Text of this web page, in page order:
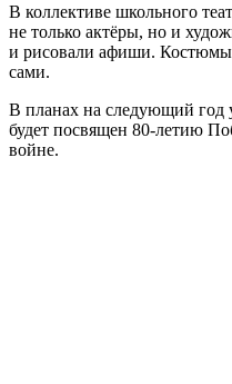
В коллективе школьного
не только актёры, но и
и рисовали афиши. Костюмы
сами.
В планах на следующий год
будет посвящен 80-летию
войне.